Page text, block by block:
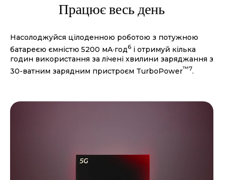
Працює весь день
Насолоджуйся цілоденною роботою з потужною
батареєю ємністю 5200 мА·год6 і отримуй кілька
годин використання за лічені хвилини заряджання з
30-ватним зарядним пристроєм TurboPower™7.